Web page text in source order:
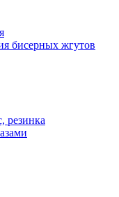
бисерных жгутов
резинка